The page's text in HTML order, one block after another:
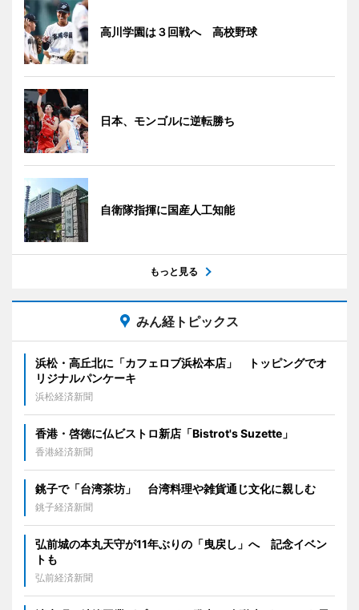
高川学園は３回戦へ 高校野球
日本、モンゴルに逆転勝ち
自衛隊指揮に国産人工知能
もっと見る
みん経トピックス
浜松・高丘北に「カフェロブ浜松本店」 トッピングでオ
リジナルパンケーキ
浜松経済新聞
香港・啓徳に仏ビストロ新店「Bistrot's Suzette」
香港経済新聞
銚子で「台湾茶坊」 台湾料理や雑貨通じ文化に親しむ
銚子経済新聞
弘前城の本丸天守が11年ぶりの「曳戻し」へ 記念イベン
トも
弘前経済新聞